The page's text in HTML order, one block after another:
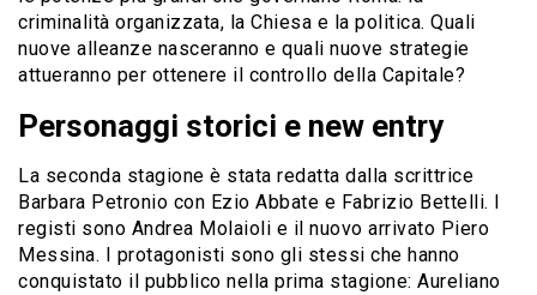
criminalità organizzata, la Chiesa e la politica. Quali
nuove alleanze nasceranno e quali nuove strategie
attueranno per ottenere il controllo della Capitale?
Personaggi storici e new entry
La seconda stagione è stata redatta dalla scrittrice
Barbara Petronio con Ezio Abbate e Fabrizio Bettelli. I
registi sono Andrea Molaioli e il nuovo arrivato Piero
Messina. I protagonisti sono gli stessi che hanno
conquistato il pubblico nella prima stagione: Aureliano